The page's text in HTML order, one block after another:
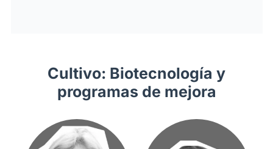
Cultivo: Biotecnología y
programas de mejora